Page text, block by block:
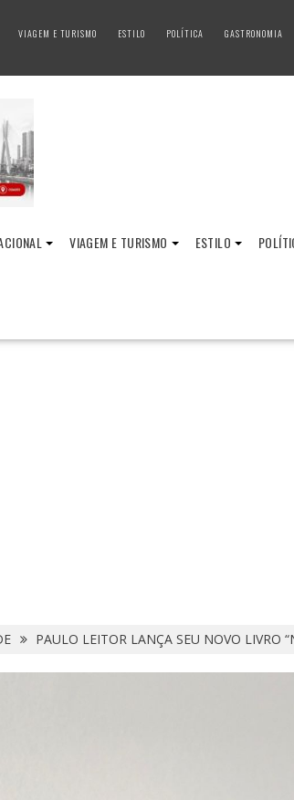
VIAGEM E TURISMO ESTILO POLÍTICA GASTRONOMIA
VIAGEM E TURISMO ESTILO
PAULO LEITOR LANÇA SEU NOVO LIVRO